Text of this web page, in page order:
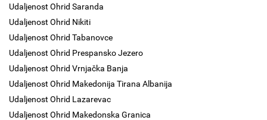
Udaljenost Ohrid Saranda
Udaljenost Ohrid Nikiti
Udaljenost Ohrid Tabanovce
Udaljenost Ohrid Prespansko Jezero
Udaljenost Ohrid Vrnjačka Banja
Udaljenost Ohrid Makedonija Tirana Albanija
Udaljenost Ohrid Lazarevac
Udaljenost Ohrid Makedonska Granica